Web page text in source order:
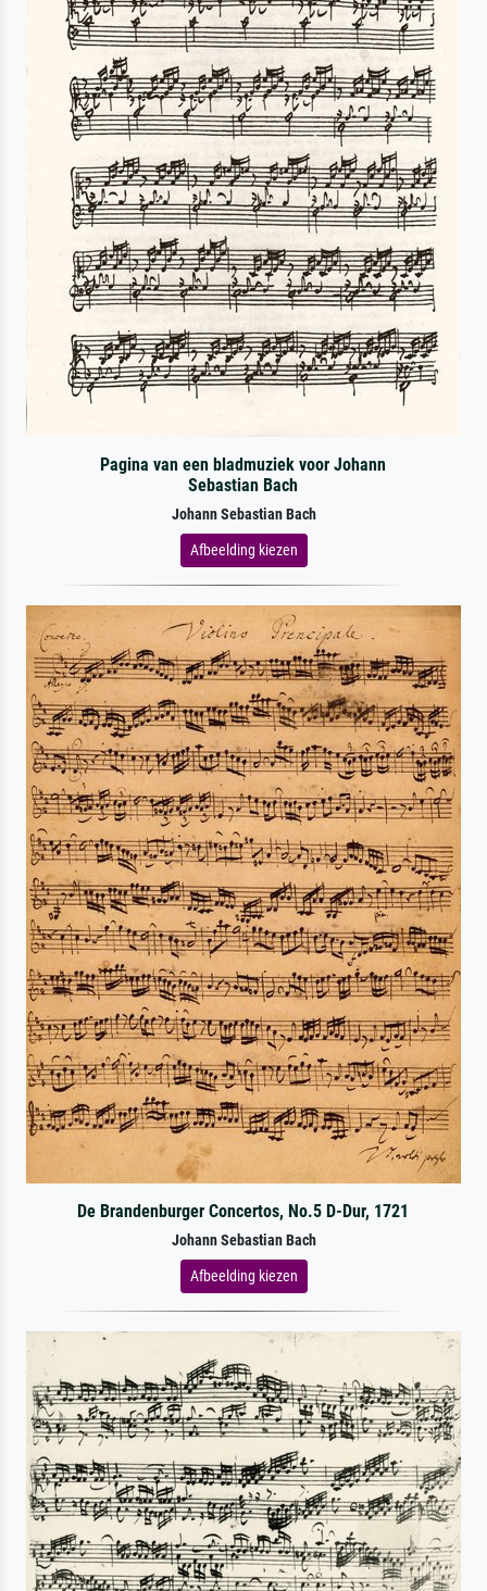
Pagina van een bladmuziek voor Johann
Sebastian Bach
Johann Sebastian Bach
Afbeelding kiezen
De Brandenburger Concertos, No.5 D-Dur, 1721
Johann Sebastian Bach
Afbeelding kiezen